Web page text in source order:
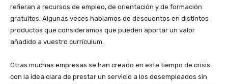
refieran a recursos de empleo, de orientación y de formación
gratuitos. Algunas veces hablamos de descuentos en distintos
productos que consideramos que pueden aportar un valor
añadido a vuestro currículum.
Otras muchas empresas se han creado en este tiempo de crisis
con la idea clara de prestar un servicio a los desempleados sin